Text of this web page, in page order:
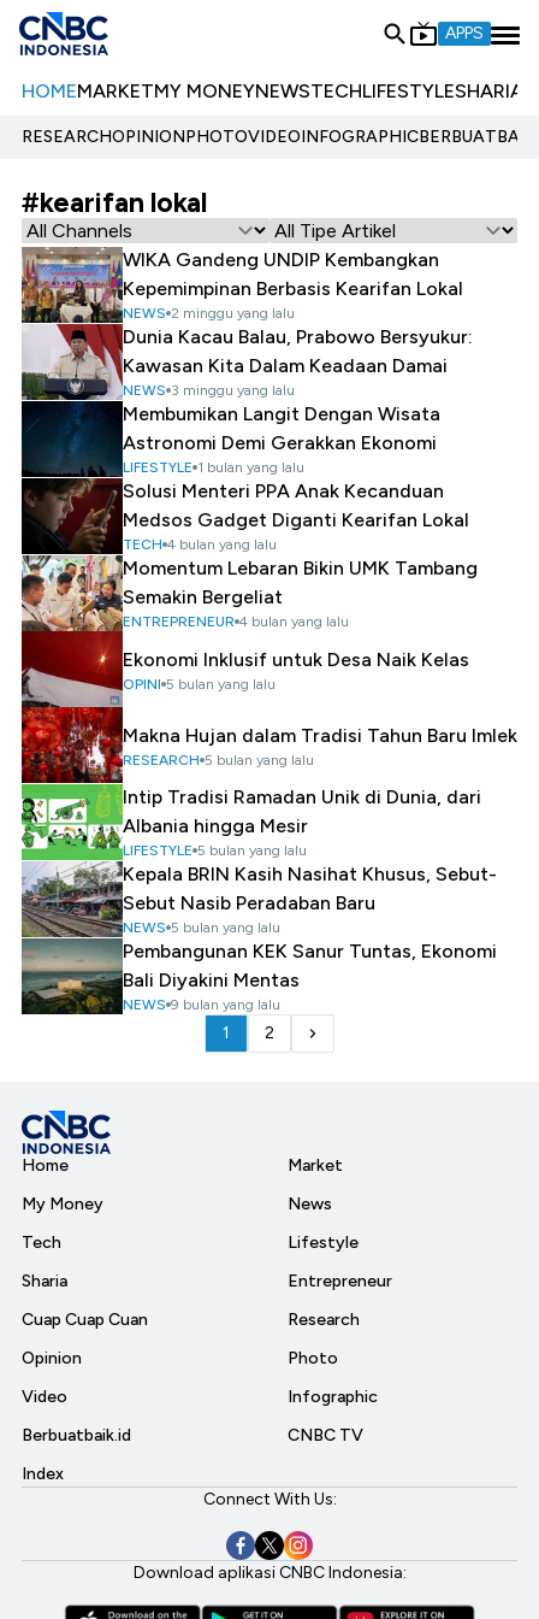
APPS
HOMEMARKETMY MONEYNEWSTECHLIFESTYLESHARIA
RESEARCHOPINIONPHOTOVIDEOINFOGRAPHIC
#kearifan lokal
WIKA Gandeng UNDIP Kembangkan
Kepemimpinan Berbasis Kearifan Lokal
NEWS 2 minggu yang lalu
Dunia Kacau Balau, Prabowo Bersyukur:
Kawasan Kita Dalam Keadaan Damai
NEWS 3 minggu yang lalu
Membumikan Langit Dengan Wisata
Astronomi Demi Gerakkan Ekonomi
LIFESTYLE 1 bulan yang lalu
Solusi Menteri PPA Anak Kecanduan
Medsos Gadget Diganti Kearifan Lokal
TECH 4 bulan yang lalu
Momentum Lebaran Bikin UMK Tambang
Semakin Bergeliat
ENTREPRENEUR 4 bulan yang lalu
Ekonomi Inklusif untuk Desa Naik Kelas
OPINI 5 bulan yang lalu
Makna Hujan dalam Tradisi Tahun Baru Imlek
RESEARCH 5 bulan yang lalu
Intip Tradisi Ramadan Unik di Dunia, dari
Albania hingga Mesir
LIFESTYLE 5 bulan yang lalu
Kepala BRIN Kasih Nasihat Khusus, Sebut-
Sebut Nasib Peradaban Baru
NEWS 5 bulan yang lalu
Pembangunan KEK Sanur Tuntas, Ekonomi
Bali Diyakini Mentas
NEWS 9 bulan yang lalu
1 2
Home
My Money
Tech
Sharia
Cuap Cuap Cuan
Opinion
Video
Berbuatbaik.id
Index
Market
News
Lifestyle
Entrepreneur
Research
Photo
Infographic
CNBC TV
Connect With Us:
Download aplikasi CNBC Indonesia: